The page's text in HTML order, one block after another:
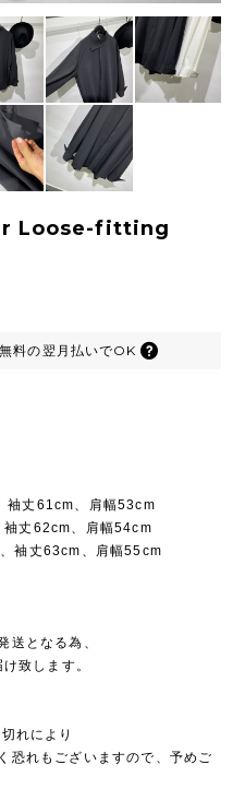
Loose-fitting
料の翌月払いでOK
袖丈61cm、肩幅53cm
袖丈62cm、肩幅54cm
袖丈63cm、肩幅55cm
送となる為、
致します。
れにより
恐れもございますので、予めご